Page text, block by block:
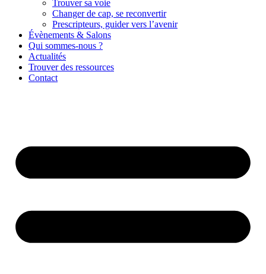
Trouver sa voie
Changer de cap, se reconvertir
Prescripteurs, guider vers l’avenir
Évènements & Salons
Qui sommes-nous ?
Actualités
Trouver des ressources
Contact